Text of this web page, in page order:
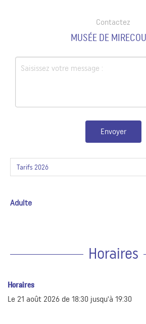
Contactez
MUSÉE DE
Envoyer
Adulte
Horaires
Horaires
Le 21 août 2026 de 18:30 jusqu'à 19:30